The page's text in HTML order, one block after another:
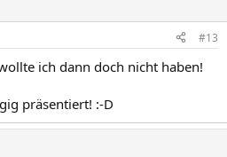
#13
ich dann doch nicht haben!
präsentiert! :-D